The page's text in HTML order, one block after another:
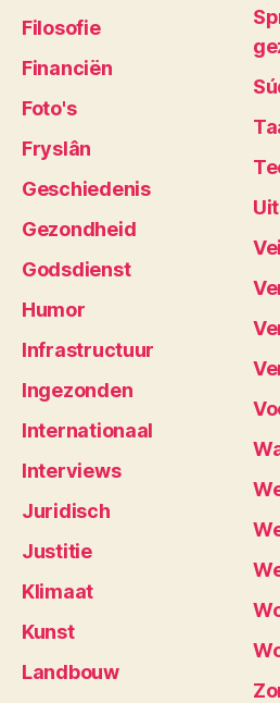
Filosofie
Financiën
Foto's
Fryslân
Geschiedenis
Gezondheid
Godsdienst
Humor
Infrastructuur
Ingezonden
Internationaal
Interviews
Juridisch
Justitie
Klimaat
Kunst
Landbouw